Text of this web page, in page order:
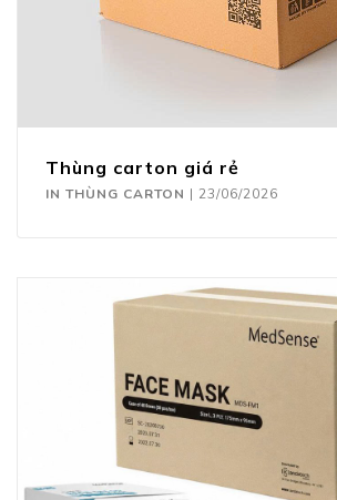
Thùng carton giá rẻ
IN THÙNG CARTON | 23/06/2026